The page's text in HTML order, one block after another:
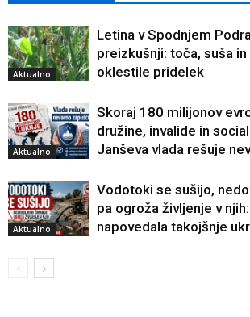
Aktualno
Letina v Spodnjem
preizkušnji: toča, suša
oklestile pridelek
Aktualno
Skoraj 180 milijonov
družine, invalide in
Janševa vlada rešuje
Aktualno
Vodotoki se sušijo,
pa ogroža življenje v
napovedala takojšnje